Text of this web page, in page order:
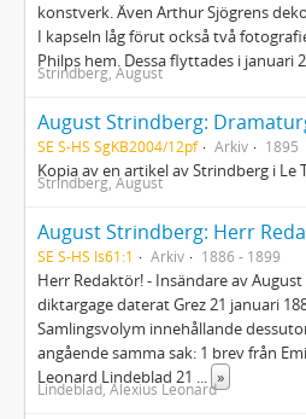
konstverk. Även Arthur Sjögrens
I kapseln låg förut också två
Philps hem. Dessa flyttades i januari
Strindberg, August
August Strindberg:
SE S-HS SgKB2004/12pf Arkiv 1895
Kopia av en artikel av Strindberg i Le
Strindberg, August
August Strindberg: Herr
SE S-HS Is61:1 Arkiv 1886 - 1899
Herr Redaktör! - Insändare av
diktargage daterat Grez 21 januari
Samlingsvolym innehållande
angående samma sak: 1 brev från
Leonard Lindeblad 21 ... »
Lindeblad, Alexius Leonard